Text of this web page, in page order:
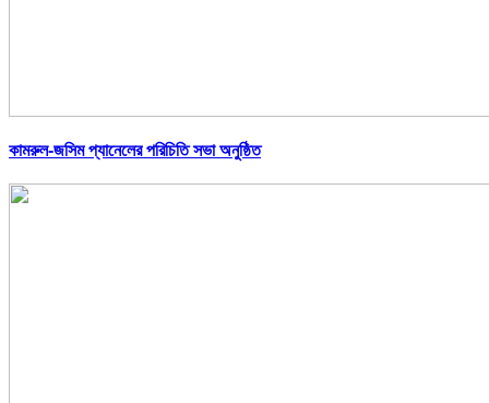
কামরুল-জসিম প্যানেলের পরিচিতি সভা অনুষ্ঠিত